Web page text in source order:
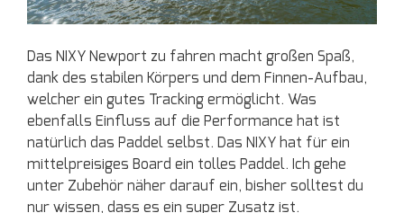
Das NIXY Newport zu fahren macht großen Spaß,
dank des stabilen Körpers und dem Finnen-Aufbau,
welcher ein gutes Tracking ermöglicht. Was
ebenfalls Einfluss auf die Performance hat ist
natürlich das Paddel selbst. Das NIXY hat für ein
mittelpreisiges Board ein tolles Paddel. Ich gehe
unter Zubehör näher darauf ein, bisher solltest du
nur wissen, dass es ein super Zusatz ist.